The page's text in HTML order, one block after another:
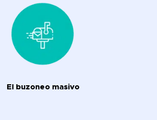
El buzoneo masivo